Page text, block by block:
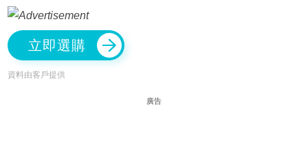
立即選購
資料由客戶提供
廣告